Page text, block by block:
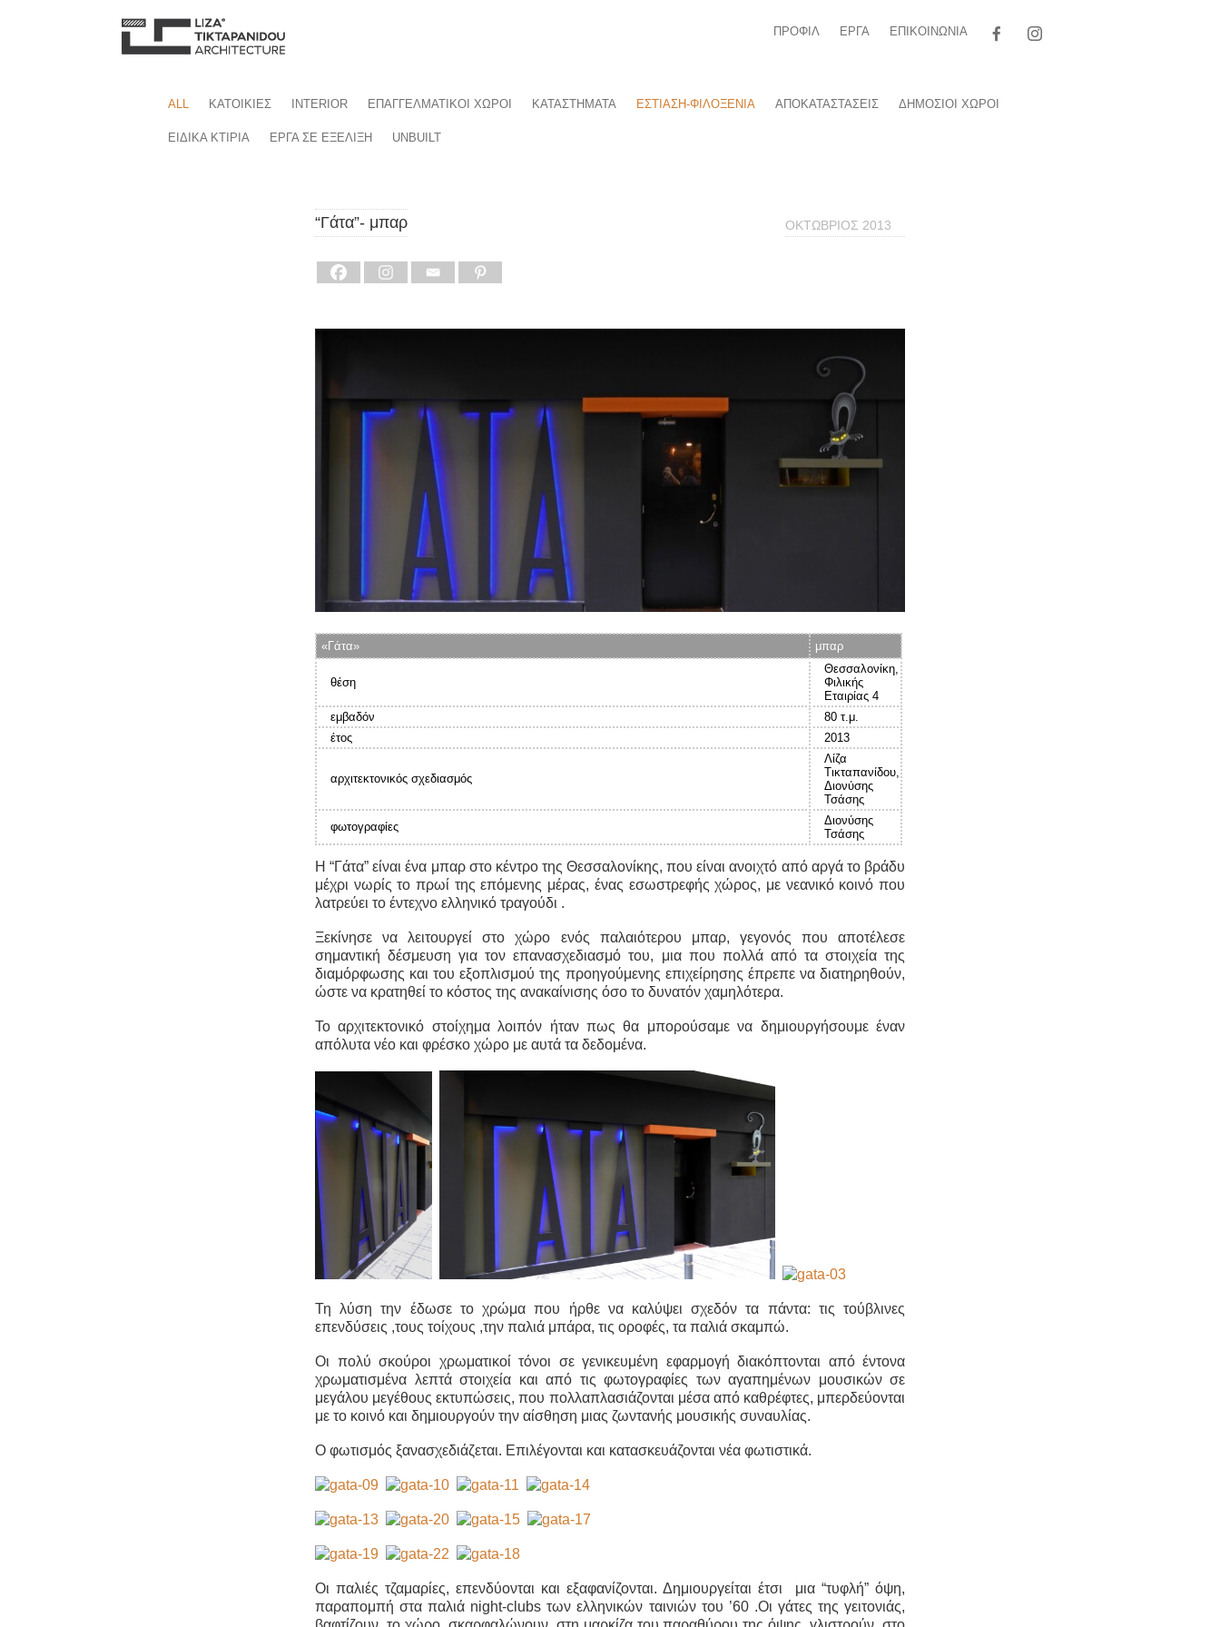
ΠΡΟΦΙΛ ΕΡΓΑ ΕΠΙΚΟΙΝΩΝΙΑ
ALL ΚΑΤΟΙΚΙΕΣ INTERIOR ΕΠΑΓΓΕΛΜΑΤΙΚΟΙ ΧΩΡΟΙ ΚΑΤΑΣΤΗΜΑΤΑ ΕΣΤΙΑΣΗ-ΦΙΛΟΞΕΝΙΑ ΑΠΟΚΑΤΑΣΤΑΣΕΙΣ ΔΗΜΟΣΙΟΙ ΧΩΡΟΙ
ΕΙΔΙΚΑ ΚΤΙΡΙΑ ΕΡΓΑ ΣΕ ΕΞΕΛΙΞΗ UNBUILT
“Γάτα”- μπαρ ΟΚΤΩΒΡΙΟΣ 2013
«Γάτα» μπαρ
θέση
Θεσσαλονίκη,
Φιλικής
Εταιρίας 4
εμβαδόν
80 τ.μ.
έτος
2013
αρχιτεκτονικός σχεδιασμός
Λίζα
Τικταπανίδου,
Διονύσης
Τσάσης
φωτογραφίες
Διονύσης
Τσάσης
Η “Γάτα” είναι ένα μπαρ στο κέντρο της Θεσσαλονίκης, που είναι ανοιχτό από αργά το βράδυ
μέχρι νωρίς το πρωί της επόμενης μέρας, ένας εσωστρεφής χώρος, με νεανικό κοινό που
λατρεύει το έντεχνο ελληνικό τραγούδι .
Ξεκίνησε να λειτουργεί στο χώρο ενός παλαιότερου μπαρ, γεγονός που αποτέλεσε
σημαντική δέσμευση για τον επανασχεδιασμό του, μια που πολλά από τα στοιχεία της
διαμόρφωσης και του εξοπλισμού της προηγούμενης επιχείρησης έπρεπε να διατηρηθούν,
ώστε να κρατηθεί το κόστος της ανακαίνισης όσο το δυνατόν χαμηλότερα.
Το αρχιτεκτονικό στοίχημα λοιπόν ήταν πως θα μπορούσαμε να δημιουργήσουμε έναν
απόλυτα νέο και φρέσκο χώρο με αυτά τα δεδομένα.
Τη λύση την έδωσε το χρώμα που ήρθε να καλύψει σχεδόν τα πάντα: τις τούβλινες
επενδύσεις ,τους τοίχους ,την παλιά μπάρα, τις οροφές, τα παλιά σκαμπώ.
Οι πολύ σκούροι χρωματικοί τόνοι σε γενικευμένη εφαρμογή διακόπτονται από έντονα
χρωματισμένα λεπτά στοιχεία και από τις φωτογραφίες των αγαπημένων μουσικών σε
μεγάλου μεγέθους εκτυπώσεις, που πολλαπλασιάζονται μέσα από καθρέφτες, μπερδεύονται
με το κοινό και δημιουργούν την αίσθηση μιας ζωντανής μουσικής συναυλίας.
Ο φωτισμός ξανασχεδιάζεται. Επιλέγονται και κατασκευάζονται νέα φωτιστικά.
Οι παλιές τζαμαρίες, επενδύονται και εξαφανίζονται. Δημιουργείται έτσι μια “τυφλή” όψη,
παραπομπή στα παλιά night-clubs των ελληνικών ταινιών του ’60 .Οι γάτες της γειτονιάς,